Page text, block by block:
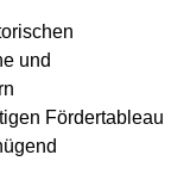
und
Fördertableau